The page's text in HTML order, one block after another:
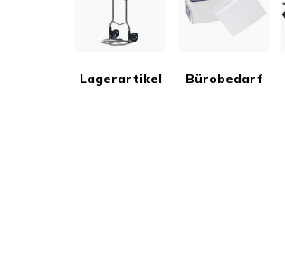
Lagerartikel Bürobedarf